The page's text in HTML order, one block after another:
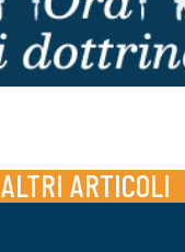
ALTRI ARTICOLI